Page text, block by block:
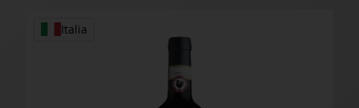
Italia